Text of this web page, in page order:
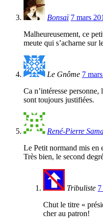
Bonsaï 7 mars
Malheureusement, ce
meute qui s’acharne
Le Gnôme 7
Ca n’intéresse
sont toujours justifiées.
René-Pierre
Le Petit normand mis en
Très bien, le second
Tribuliste
Chut le titre «
cher au patron!